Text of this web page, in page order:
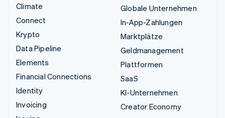
Climate
Connect
Krypto
Data Pipeline
Elements
Financial Connections
Identity
Invoicing
Globale Unternehmen
In-App-Zahlungen
Marktplätze
Geldmanagement
Plattformen
SaaS
KI-Unternehmen
Creator Economy